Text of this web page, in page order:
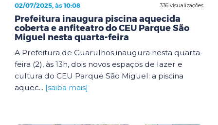
336 visualizações
02/07/2025, às 10:08
Prefeitura inaugura piscina aquecida
coberta e anfiteatro do CEU Parque São
Miguel nesta quarta-feira
A Prefeitura de Guarulhos inaugura nesta quarta-
feira (2), às 13h, dois novos espaços de lazer e
cultura do CEU Parque São Miguel: a piscina
aquec... [saiba mais]